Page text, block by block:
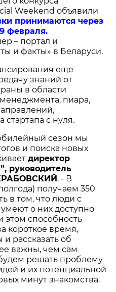
Weekend объявили
принимаются через
февраля.
– портал и
и факты» в Беларуси.
еще
знаний от
в области
пиара,
стартапа с нуля.
сезон мы
и поиска новых
директор
руководитель
. - В
получаем 350
в том, что люди с
о них доступно
этом способность
короткое время,
и рассказать об
важны, чем сам
решать проблему
и их потенциальной
минут знакомства.